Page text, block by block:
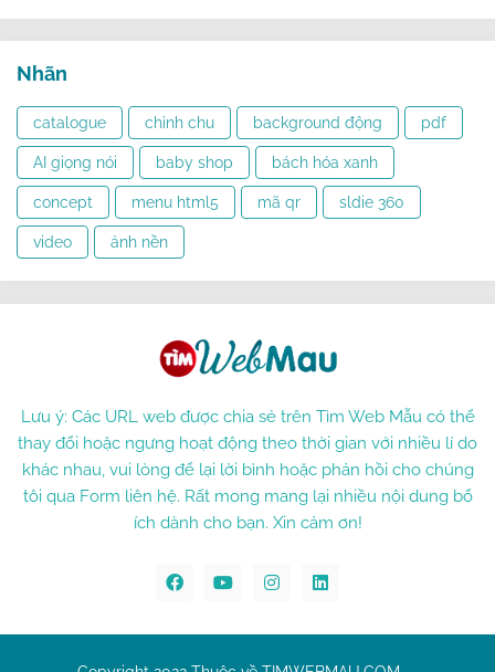
Nhãn
catalogue chỉnh chu background động pdf
AI giọng nói baby shop bách hóa xanh
concept menu html5 mã qr sldie 360
video ảnh nền
Lưu ý: Các URL web được chia sẻ trên Tìm Web Mẫu có thể
thay đổi hoặc ngưng hoạt động theo thời gian với nhiều lí do
khác nhau, vui lòng để lại lời bình hoặc phản hồi cho chúng
tôi qua Form liên hệ. Rất mong mang lại nhiều nội dung bổ
ích dành cho bạn. Xin cảm ơn!